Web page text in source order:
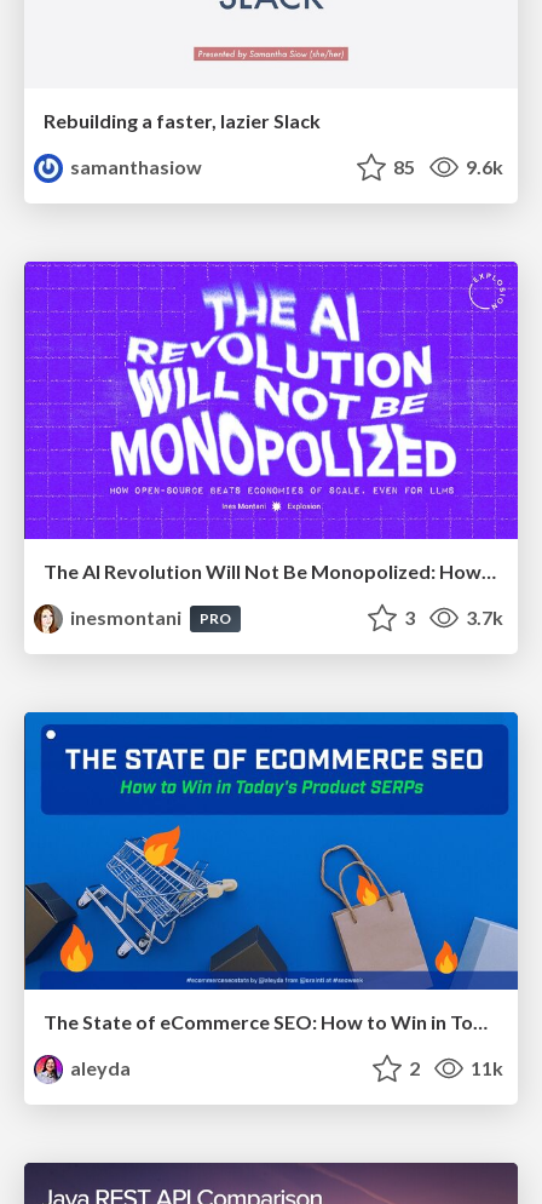
Rebuilding a faster, lazier Slack
samanthasiow
85 9.6k
The AI Revolution Will Not Be Monopolized: How open-source beats economies of scale, even for LLMs
inesmontani
PRO 3 3.7k
The State of eCommerce SEO: How to Win in Today's Products SERPs - #SEOweek
aleyda
2 11k